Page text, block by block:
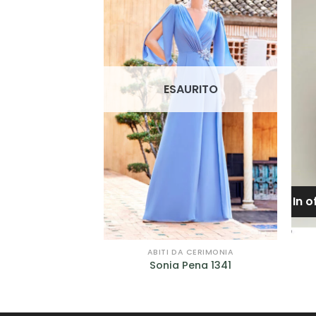
ALLA TUA
LISTA DEI
DESIDERI
ESAURITO
ABITI DA CERIMONIA
Sonia Pena 1341
In